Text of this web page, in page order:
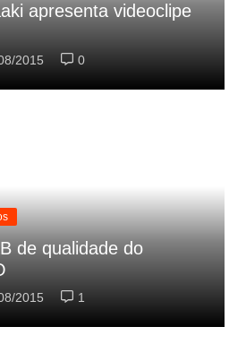
apresenta videoclipe
2015 0
de qualidade do
2015 1